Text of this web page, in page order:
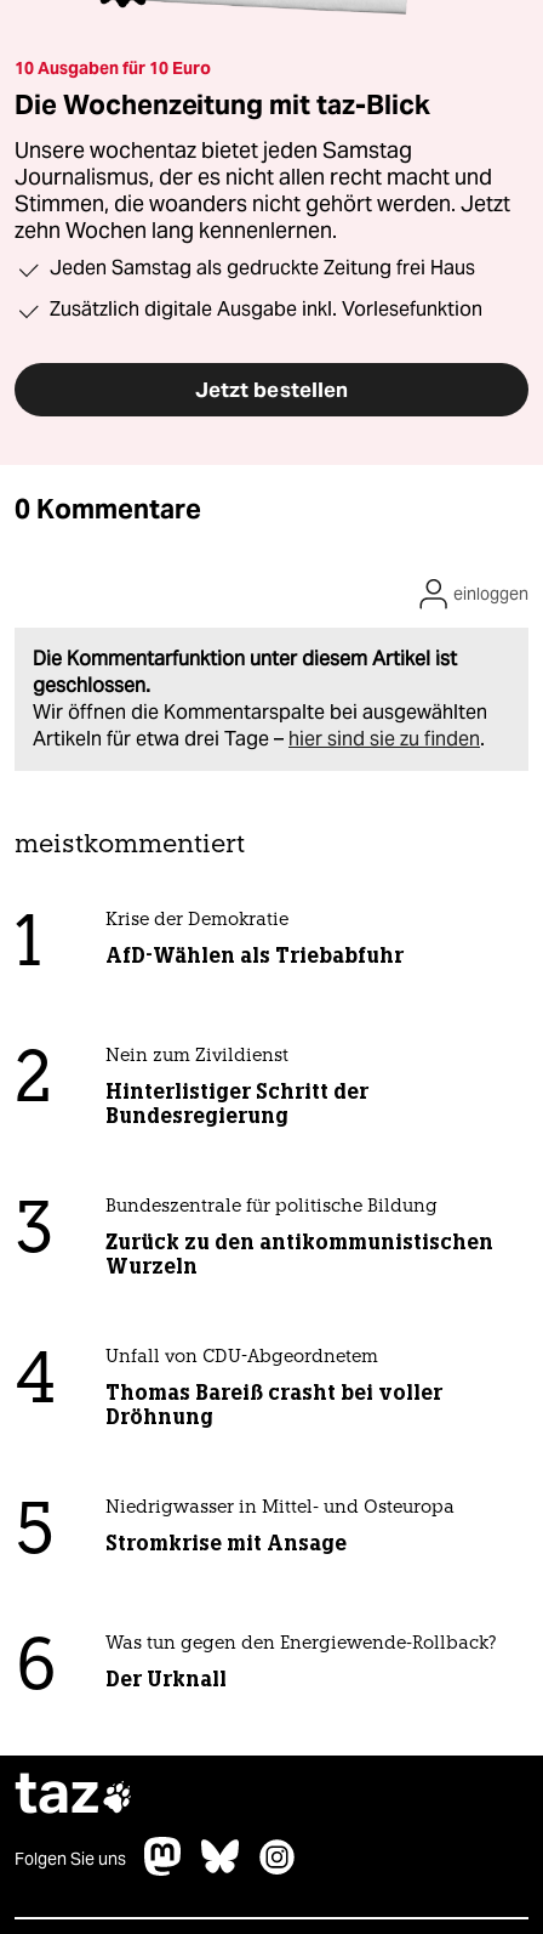
10 Ausgaben für 10 Euro
Die Wochenzeitung mit taz-Blick
Unsere wochentaz bietet jeden Samstag
Journalismus, der es nicht allen recht macht und
Stimmen, die woanders nicht gehört werden. Jetzt
zehn Wochen lang kennenlernen.
Jeden Samstag als gedruckte Zeitung frei Haus
Zusätzlich digitale Ausgabe inkl. Vorlesefunktion
Jetzt bestellen
0 Kommentare
Die Kommentarfunktion unter diesem Artikel ist
geschlossen.
Wir öffnen die Kommentarspalte bei ausgewählten
Artikeln für etwa drei Tage – hier sind sie zu finden.
einloggen
meistkommentiert
1 Krise der Demokratie
AfD-Wählen als Triebabfuhr
2 Nein zum Zivildienst
Hinterlistiger Schritt der
Bundesregierung
3 Bundeszentrale für politische Bildung
Zurück zu den antikommunistischen
Wurzeln
4 Unfall von CDU-Abgeordnetem
Thomas Bareiß crasht bei voller
Dröhnung
5 Niedrigwasser in Mittel- und Osteuropa
Stromkrise mit Ansage
6 Was tun gegen den Energiewende-Rollback?
Der Urknall
taz
Folgen Sie uns